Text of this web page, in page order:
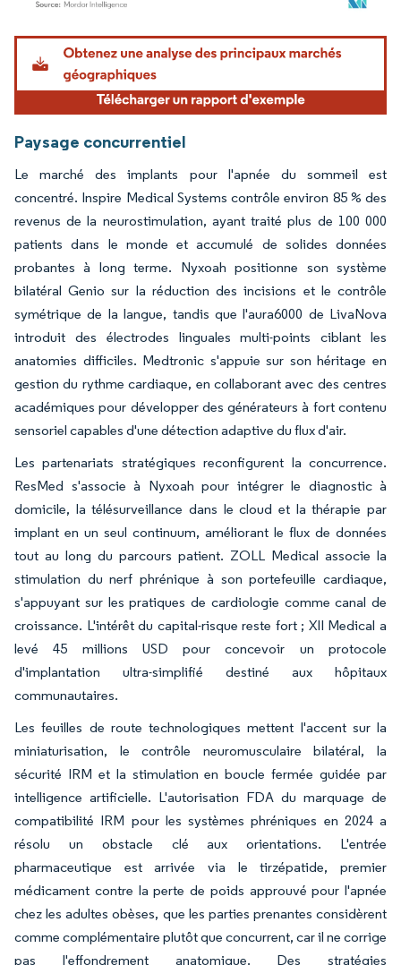
Image © Mordor Intelligence. La réutilisation nécessite une attribution sous CC BY
Paysage concurrentiel
Le marché des implants pour l'apnée du sommeil est
concentré. Inspire Medical Systems contrôle environ 85 % des
revenus de la neurostimulation, ayant traité plus de 100 000
patients dans le monde et accumulé de solides données
probantes à long terme. Nyxoah positionne son système
bilatéral Genio sur la réduction des incisions et le contrôle
symétrique de la langue, tandis que l'aura6000 de LivaNova
introduit des électrodes linguales multi-points ciblant les
anatomies difficiles. Medtronic s'appuie sur son héritage en
gestion du rythme cardiaque, en collaborant avec des centres
académiques pour développer des générateurs à fort contenu
sensoriel capables d'une détection adaptive du flux d'air.
Les partenariats stratégiques reconfigurent la concurrence.
ResMed s'associe à Nyxoah pour intégrer le diagnostic à
domicile, la télésurveillance dans le cloud et la thérapie par
implant en un seul continuum, améliorant le flux de données
tout au long du parcours patient. ZOLL Medical associe la
stimulation du nerf phrénique à son portefeuille cardiaque,
s'appuyant sur les pratiques de cardiologie comme canal de
croissance. L'intérêt du capital-risque reste fort ; XII Medical a
levé 45 millions USD pour concevoir un protocole
d'implantation ultra-simplifié destiné aux hôpitaux
communautaires.
Les feuilles de route technologiques mettent l'accent sur la
miniaturisation, le contrôle neuromusculaire bilatéral, la
sécurité IRM et la stimulation en boucle fermée guidée par
intelligence artificielle. L'autorisation FDA du marquage de
compatibilité IRM pour les systèmes phréniques en 2024 a
résolu un obstacle clé aux orientations. L'entrée
pharmaceutique est arrivée via le tirzépatide, premier
médicament contre la perte de poids approuvé pour l'apnée
chez les adultes obèses, que les parties prenantes considèrent
comme complémentaire plutôt que concurrent, car il ne corrige
pas l'effondrement anatomique. Des stratégies